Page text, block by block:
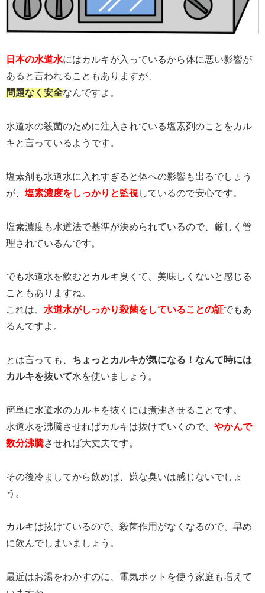
日本の水道水にはカルキが入っているから体に悪い影響が
あると言われることもありますが、
問題なく安全なんですよ。
水道水の殺菌のために注入されている塩素剤のことをカル
キと言っているようです。
塩素剤も水道水に入れすぎると体への影響も出るでしょう
が、 塩素濃度をしっかりと監視しているので安心です。
塩素濃度も水道法で基準が決められているので、厳しく管
理されているんです。
でも水道水を飲むとカルキ臭くて、美味しくないと感じる
こともありますね。
これは、 水道水がしっかり殺菌をしていることの証でもあ
るんですよ。
とは言っても、 ちょっとカルキが気になる！なんて時には
カルキを抜いて水を使いましょう。
簡単に水道水のカルキを抜くには煮沸させることです。
水道水を沸騰させればカルキは抜けていくので、 やかんで
数分沸騰させれば大丈夫です。
その後冷ましてから飲めば、嫌な臭いは感じないでしょ
う。
カルキは抜けているので、殺菌作用がなくなるので、早め
に飲んでしまいましょう。
最近はお湯をわかすのに、電気ポットを使う家庭も増えて